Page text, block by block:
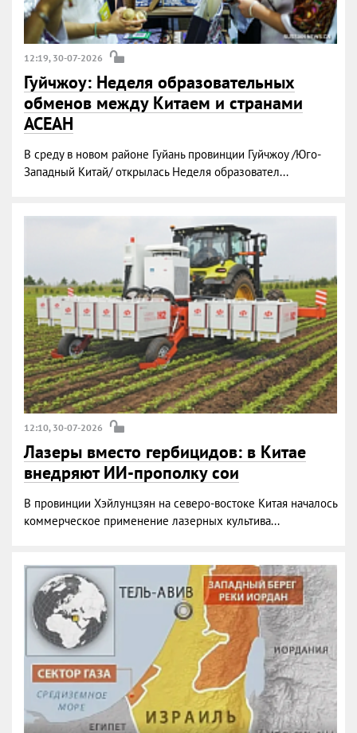
12:19, 30-07-2026
Гуйчжоу: Неделя образовательных
обменов между Китаем и странами
АСЕАН
В среду в новом районе Гуйань провинции Гуйчжоу /Юго-
Западный Китай/ открылась Неделя образовател...
12:10, 30-07-2026
Лазеры вместо гербицидов: в Китае
внедряют ИИ-прополку сои
В провинции Хэйлунцзян на северо-востоке Китая началось
коммерческое применение лазерных культива...